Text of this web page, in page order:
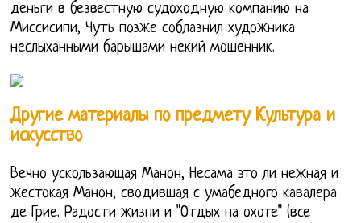
деньги в безвестную судоходную компанию на
Миссисипи, Чуть позже соблазнил художника
неслыханными барышами некий мошенник.
Другие материалы по предмету Культура и
искусство
Вечно ускользающая Манон, Несама это ли нежная и
жестокая Манон, сводившая с умабедного кавалера
де Грие. Радости жизни и "Отдых на охоте" (все